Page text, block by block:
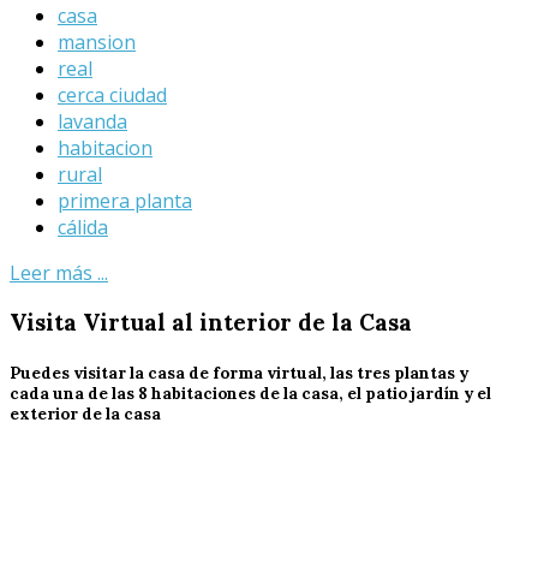
casa
mansion
real
cerca ciudad
lavanda
habitacion
rural
primera planta
cálida
Leer más ...
Visita Virtual al interior de la Casa
Puedes visitar la casa de forma virtual, las tres plantas y
cada una de las 8 habitaciones de la casa, el patio jardín y el
exterior de la casa